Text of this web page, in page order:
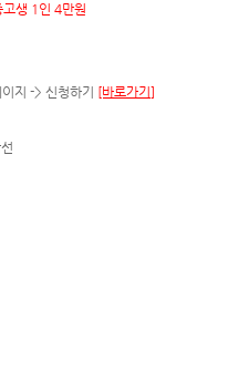
고생 1인 4만원
-> 신청하기
[바로가기]